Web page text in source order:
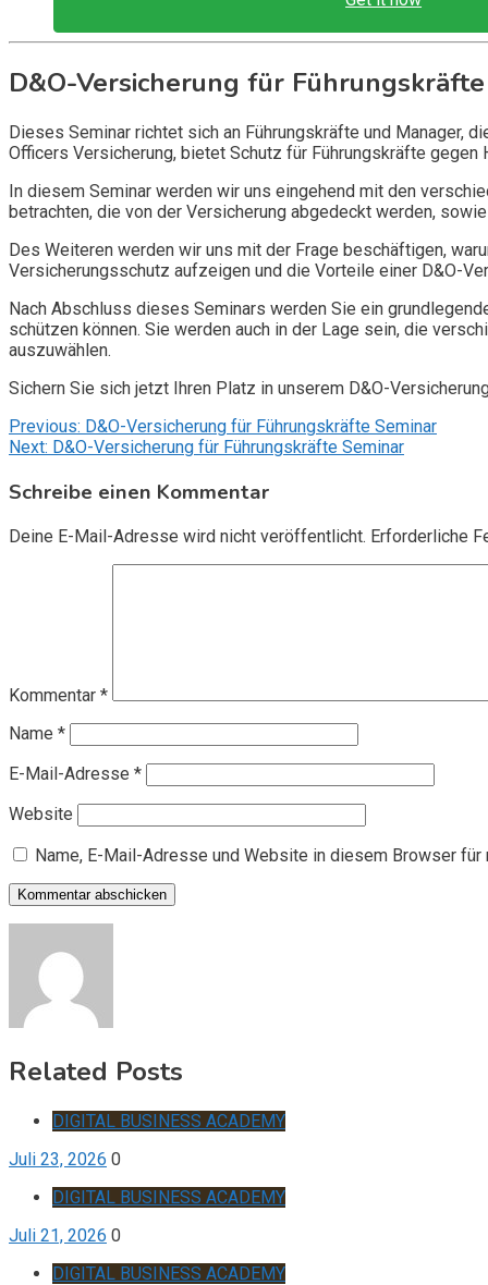
D&O-Versicherung für
Dieses Seminar richtet sich an Führungskräfte und Manager,
Officers Versicherung, bietet Schutz für Führungskräfte
In diesem Seminar werden wir uns eingehend mit den
betrachten, die von der Versicherung abgedeckt werden,
Des Weiteren werden wir uns mit der Frage beschäftigen,
Versicherungsschutz aufzeigen und die Vorteile einer D&O-
Nach Abschluss dieses Seminars werden Sie ein
schützen können. Sie werden auch in der Lage sein, die
auszuwählen.
Sichern Sie sich jetzt Ihren Platz in unserem D&O-
Beitragsnavigation
Previous: D&O-Versicherung für Führungskräfte Seminar
Next: D&O-Versicherung für Führungskräfte Seminar
Schreibe einen Kommentar
Deine E-Mail-Adresse wird nicht veröffentlicht. Erforderliche
Kommentar *
Name *
E-Mail-Adresse *
Website
Name, E-Mail-Adresse und Website in diesem Browser
Related Posts
DIGITAL BUSINESS ACADEMY
Juli 23, 2026 0
DIGITAL BUSINESS ACADEMY
Juli 21, 2026 0
DIGITAL BUSINESS ACADEMY